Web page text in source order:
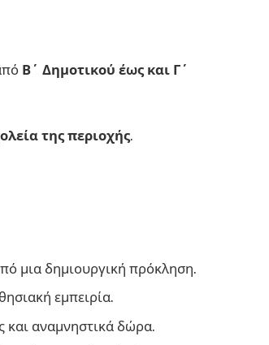
Β΄ Δημοτικού έως και Γ΄
της περιοχής.
μια δημιουργική πρόκληση.
εμπειρία.
και αναμνηστικά δώρα.